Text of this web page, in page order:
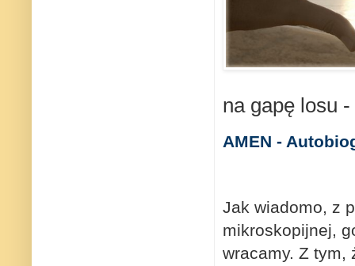
na gapę losu
AMEN -
Jak wiadomo, z
mikroskopijnej,
wracamy. Z tym,